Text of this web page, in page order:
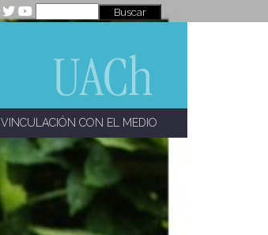
VINCULACIÓN CON EL MEDIO